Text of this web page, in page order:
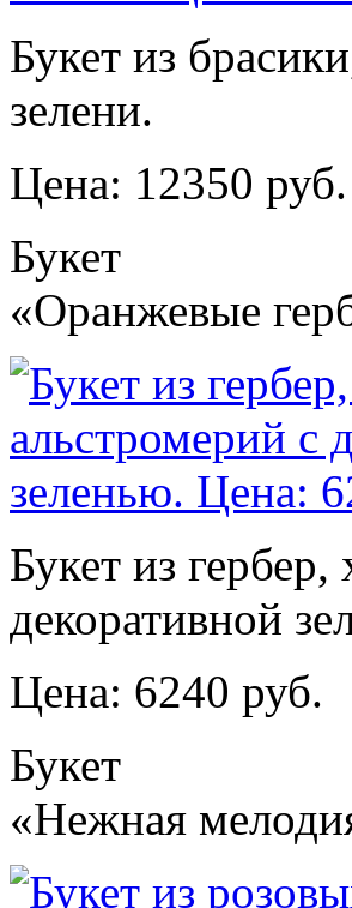
Букет из
зелени.
Цена: 12350 руб.
Букет
«Оранжевые
Букет из
декоративной
Цена: 6240 руб.
Букет
«Нежная